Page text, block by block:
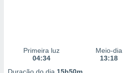
melhorar
dados
Primeira luz
04:34
Meio-dia
13:18